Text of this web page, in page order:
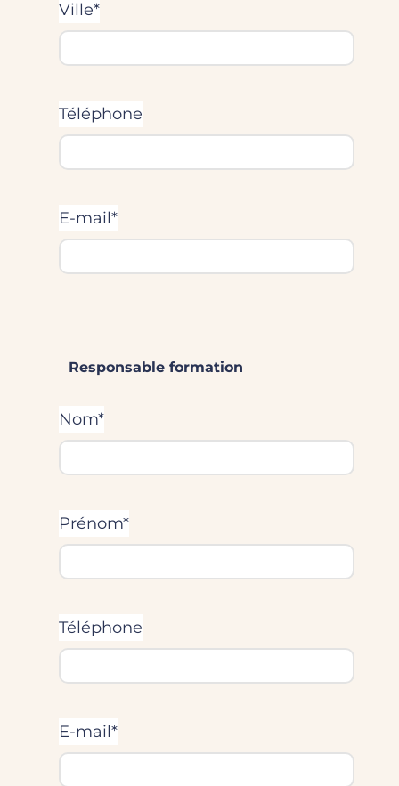
Ville*
Téléphone
E-mail*
Responsable formation
Nom*
Prénom*
Téléphone
E-mail*